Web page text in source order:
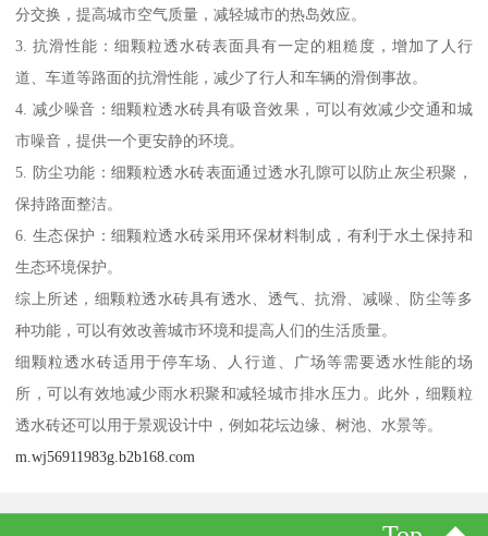
计，具有较高的透水性，能够有效降低地面积水积聚，增强地面透
水性能。
2. 仿真效果好：该砖采用仿花岗岩细颗粒纹理，具有高度仿真的效
果，能够地模拟出花岗岩的质感和颜色，使地面呈现出自然美观的
效果。
3. 耐磨耐压：由于采用陶瓷材料制成，仿花岗岩细颗粒陶瓷透水砖
具有较高的硬度和耐磨性，能够承受较大的压力和磨损，具有较长
的使用寿命。
4. 抗污性强：砖面采用特殊的处理工艺，具有良好的防污性能，能
够防止污渍的侵蚀和固化，容易清洁。
5. 环保性好：仿花岗岩细颗粒陶瓷透水砖采用无重金属等环保材料
制成，产生有害物质，对环境和人体健康。
总之，仿花岗岩细颗粒陶瓷透水砖既具有美观的外观，又具备良好
的透水性能和耐久性，是一种理想的地面装饰材料。